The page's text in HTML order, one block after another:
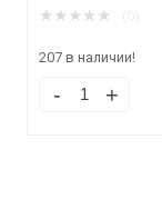
★ ★ ★ ★ ★
207 в наличии!